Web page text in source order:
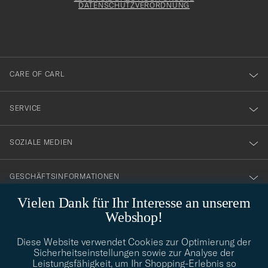
Vielen Dank für Ihr Interesse an unserem
Webshop!
Diese Website verwendet Cookies zur Optimierung der
Sicherheitseinstellungen sowie zur Analyse der
Leistungsfähigkeit, um Ihr Shopping-Erlebnis so
dig
till
vårt
nyhetsbrev!
DATENSCHUTZVERORDNUNG
CARE OF CARL
SERVICE
SOZIALE MEDIEN
GESCHÄFTSINFORMATIONEN
Benötigen Sie Hilfe bei der Suche nach Ihrem persönlichen Stil?
Wenden Sie sich an uns, wir helfen Ihnen gerne weiter!